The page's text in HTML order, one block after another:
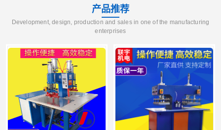
产品推荐
Development, design, production and sales in one of the manufacturing
enterprises